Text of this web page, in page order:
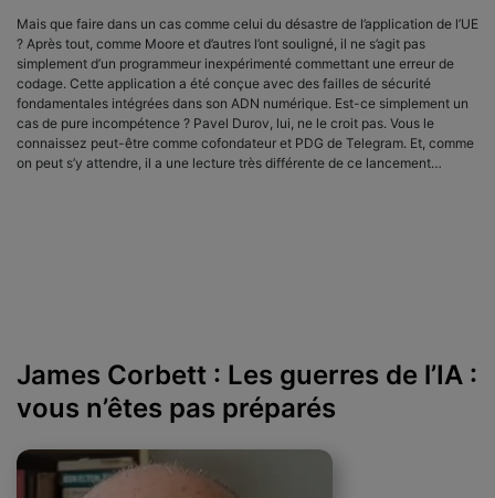
Mais que faire dans un cas comme celui du désastre de l’application de l’UE
? Après tout, comme Moore et d’autres l’ont souligné, il ne s’agit pas
simplement d’un programmeur inexpérimenté commettant une erreur de
codage. Cette application a été conçue avec des failles de sécurité
fondamentales intégrées dans son ADN numérique. Est-ce simplement un
cas de pure incompétence ? Pavel Durov, lui, ne le croit pas. Vous le
connaissez peut-être comme cofondateur et PDG de Telegram. Et, comme
on peut s’y attendre, il a une lecture très différente de ce lancement…
James Corbett : Les guerres de l’IA :
vous n’êtes pas préparés